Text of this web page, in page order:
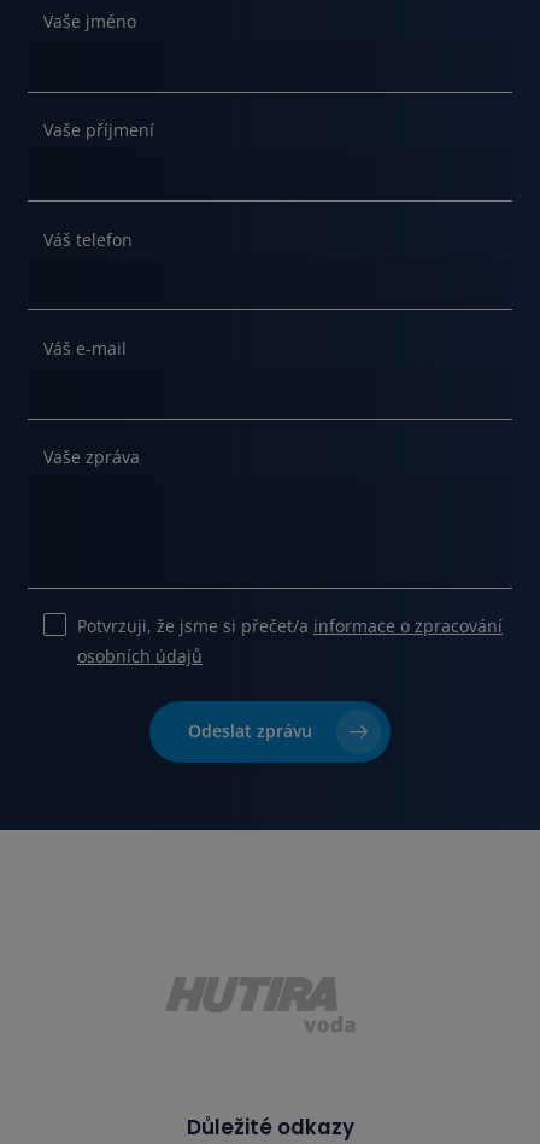
Vaše jméno
Vaše příjmení
Váš telefon
Váš e-mail
Vaše zpráva
Potvrzuji, že jsme si přečet/a informace o zpracování
osobních údajů
Odeslat zprávu
Důležité odkazy